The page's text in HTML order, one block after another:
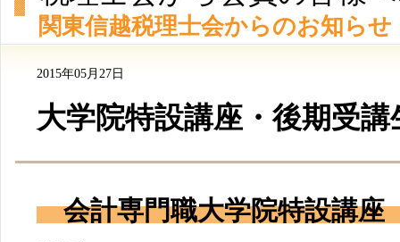
関東信越税理士会からのお知らせ
2015年05月27日
大学院特設講座・後期受
会計専門職大学院特設講座